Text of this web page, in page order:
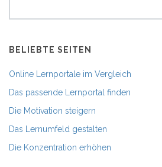
BELIEBTE SEITEN
Online Lernportale im Vergleich
Das passende Lernportal finden
Die Motivation steigern
Das Lernumfeld gestalten
Die Konzentration erhöhen